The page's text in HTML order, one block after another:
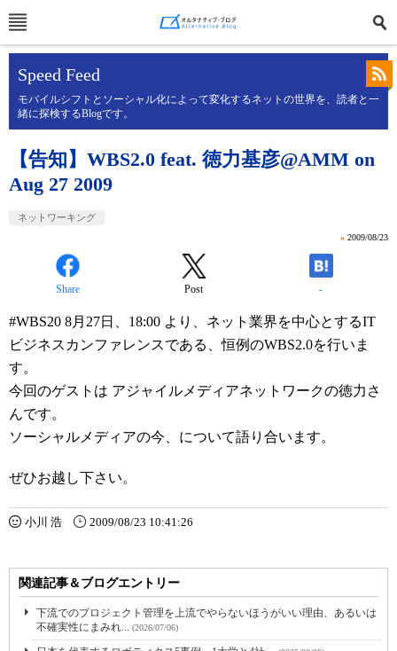
Speed Feed
モバイルシフトとソーシャル化によって変化するネットの世界を、読者と一
緒に探検するBlogです。
【告知】WBS2.0 feat. 徳力基彦@AMM on
Aug 27 2009
ネットワーキング
» 2009/08/23
Share Post -
#WBS20 8月27日、18:00 より、ネット業界を中心とするIT
ビジネスカンファレンスである、恒例のWBS2.0を行いま
す。
今回のゲストは アジャイルメディアネットワークの徳力さ
んです。
ソーシャルメディアの今、について語り合います。
ぜひお越し下さい。
小川 浩 2009/08/23 10:41:26
関連記事＆ブログエントリー
下流でのプロジェクト管理を上流でやらないほうがいい理由、あるいは
不確実性にまみれ... (2026/07/06)